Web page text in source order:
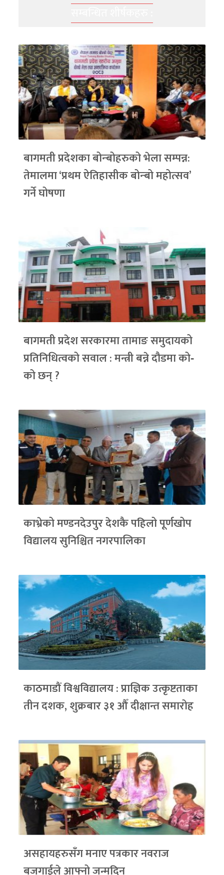
बागमती प्रदेशका बोन्बोहरुको भेला सम्पन्न:
तेमालमा ‘प्रथम ऐतिहासीक बोन्बो महोत्सव’
गर्ने घोषणा
बागमती प्रदेश सरकारमा तामाङ समुदायको
प्रतिनिधित्वको सवाल : मन्त्री बन्ने दौडमा को‐
को छन् ?
काभ्रेको मण्डनदेउपुर देशकै पहिलो पूर्णखोप
विद्यालय सुनिश्चित नगरपालिका
काठमाडौं विश्वविद्यालय : प्राज्ञिक उत्कृष्टताका
तीन दशक, शुक्रबार ३१ औँ दीक्षान्त समारोह
असहायहरुसँग मनाए पत्रकार नवराज